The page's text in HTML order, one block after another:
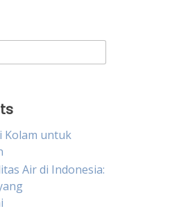
Kolam untuk
Air di Indonesia: